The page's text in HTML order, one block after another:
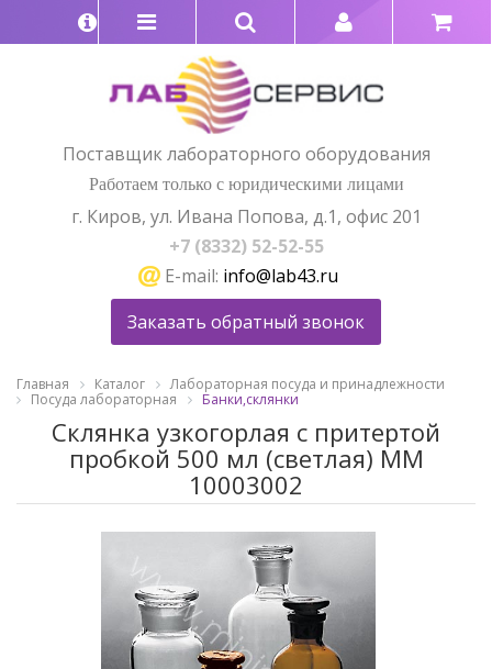
Поставщик лабораторного оборудования
Работаем только с юридическими лицами
г. Киров, ул. Ивана Попова, д.1, офис 201
+7 (8332) 52-52-55
E-mail: info@lab43.ru
Заказать обратный звонок
Главная Каталог
Лабораторная посуда и принадлежности
Посуда лабораторная
Банки,склянки
Склянка узкогорлая с притертой
пробкой 500 мл (светлая) ММ
10003002